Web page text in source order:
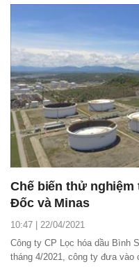
Chế biến thử nghiệm
Đốc và Minas
10:47 | 22/04/2021
Công ty CP Lọc hóa dầu Bình
tháng 4/2021, công ty đưa vào